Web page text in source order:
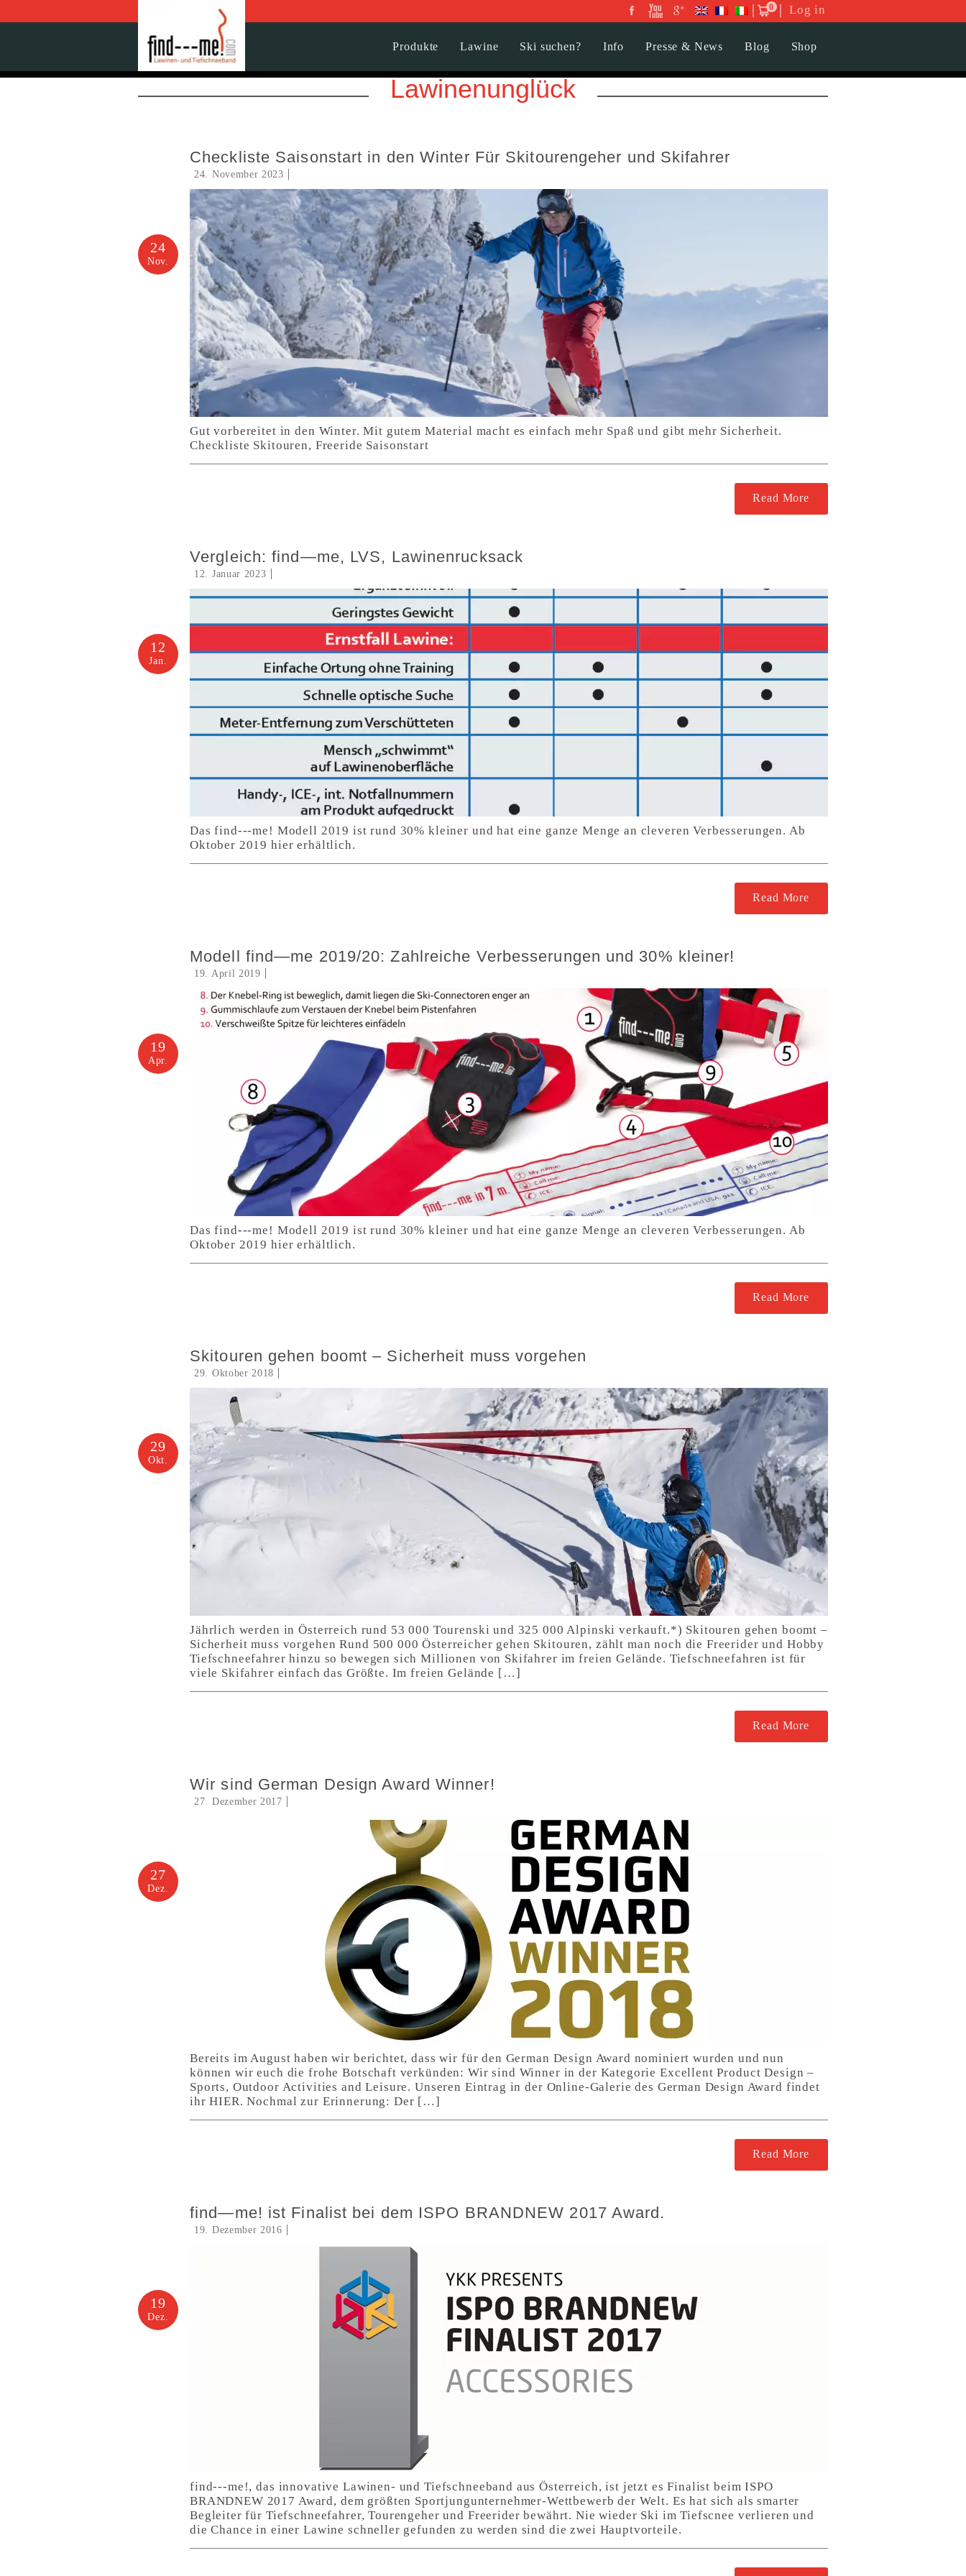
0 Log in
Produkte Lawine Ski suchen? Info Presse & News Blog Shop
Lawinenunglück
Checkliste Saisonstart in den Winter Für Skitourengeher und Skifahrer
24. November 2023
24
Nov.
Gut vorbereitet in den Winter. Mit gutem Material macht es einfach mehr Spaß und gibt mehr Sicherheit.
Checkliste Skitouren, Freeride Saisonstart
Read More
Vergleich: find—me, LVS, Lawinenrucksack
12. Januar 2023
12
Jan.
Das find---me! Modell 2019 ist rund 30% kleiner und hat eine ganze Menge an cleveren Verbesserungen. Ab
Oktober 2019 hier erhältlich.
Read More
Modell find—me 2019/20: Zahlreiche Verbesserungen und 30% kleiner!
19. April 2019
19
Apr.
Das find---me! Modell 2019 ist rund 30% kleiner und hat eine ganze Menge an cleveren Verbesserungen. Ab
Oktober 2019 hier erhältlich.
Read More
Skitouren gehen boomt – Sicherheit muss vorgehen
29. Oktober 2018
29
Okt.
Jährlich werden in Österreich rund 53 000 Tourenski und 325 000 Alpinski verkauft.*) Skitouren gehen boomt –
Sicherheit muss vorgehen Rund 500 000 Österreicher gehen Skitouren, zählt man noch die Freerider und Hobby
Tiefschneefahrer hinzu so bewegen sich Millionen von Skifahrer im freien Gelände. Tiefschneefahren ist für
viele Skifahrer einfach das Größte. Im freien Gelände […]
Read More
Wir sind German Design Award Winner!
27. Dezember 2017
27
Dez.
Bereits im August haben wir berichtet, dass wir für den German Design Award nominiert wurden und nun
können wir euch die frohe Botschaft verkünden: Wir sind Winner in der Kategorie Excellent Product Design –
Sports, Outdoor Activities and Leisure. Unseren Eintrag in der Online-Galerie des German Design Award findet
ihr HIER. Nochmal zur Erinnerung: Der […]
Read More
find—me! ist Finalist bei dem ISPO BRANDNEW 2017 Award.
19. Dezember 2016
19
Dez.
find---me!, das innovative Lawinen- und Tiefschneeband aus Österreich, ist jetzt es Finalist beim ISPO
BRANDNEW 2017 Award, dem größten Sportjungunternehmer-Wettbewerb der Welt. Es hat sich als smarter
Begleiter für Tiefschneefahrer, Tourengeher und Freerider bewährt. Nie wieder Ski im Tiefscnee verlieren und
die Chance in einer Lawine schneller gefunden zu werden sind die zwei Hauptvorteile.